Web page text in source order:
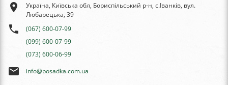
place
Україна, Київська обл, Бориспільський р-н, с.Іванків, вул.
Любарецька, 39
phone
(067) 600-07-99
(099) 600-07-99
(073) 600-06-99
email info@posadka.com.ua